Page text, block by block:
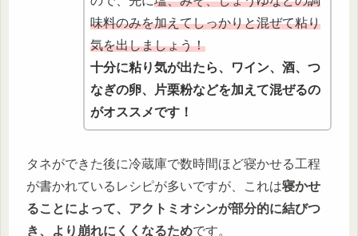
味料のみを加えてしっかりと混ぜて粘り
気を出しましょう！
十分に粘り気が出たら、ワイン、酒、つ
なぎの卵、片栗粉などを加えて混ぜるの
がオススメです！
タネができた後に冷蔵庫で数時間ほど寝かせる工程
が書かれているレシピが多いですが、これは寝かせ
ることによって、アクトミオシンが部分的に結びつ
き、より崩れにくくなるためです。